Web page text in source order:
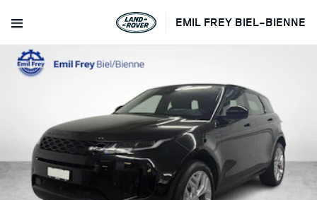
EMIL FREY BIEL-BIENNE